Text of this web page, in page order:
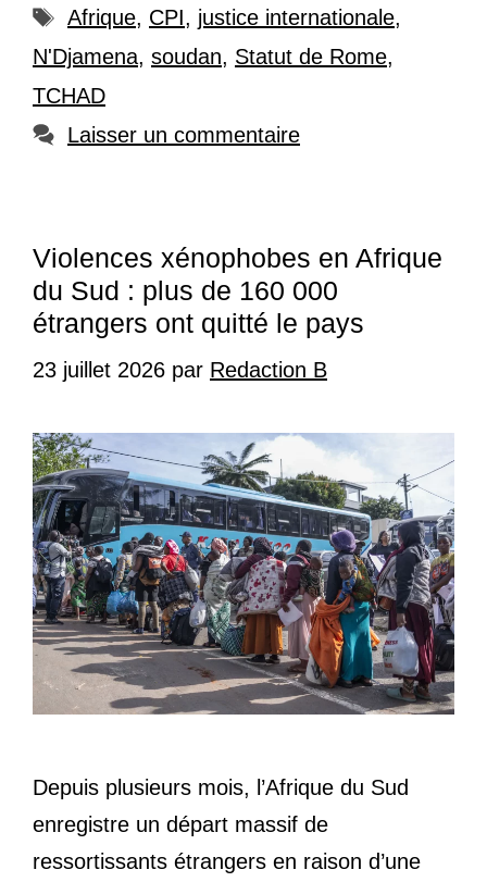
Étiquettes
Afrique, CPI, justice internationale,
N'Djamena, soudan, Statut de Rome,
TCHAD
Laisser un commentaire
Violences xénophobes en Afrique
du Sud : plus de 160 000
étrangers ont quitté le pays
23 juillet 2026 par Redaction B
Depuis plusieurs mois, l’Afrique du Sud
enregistre un départ massif de
ressortissants étrangers en raison d’une